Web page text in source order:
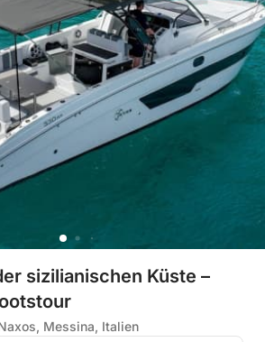
sizilianischen Küste –
Messina, Italien